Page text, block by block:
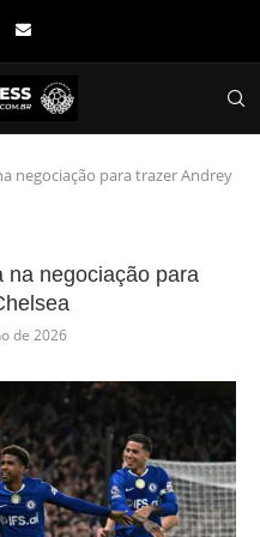
negociação para trazer Andrey
na negociação para
de 2026